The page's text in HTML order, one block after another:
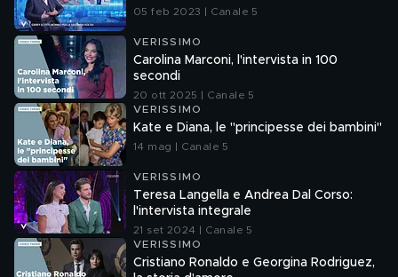
05 feb 2023 | Canale 5
VERISSIMO
Carolina Marconi, l'intervista in 100
secondi
20 ott 2025 | Canale 5
VERISSIMO
Kate e Diana, le "principesse dei bambini"
14 mag | Canale 5
VERISSIMO
Teresa Langella e Andrea Dal Corso:
l'intervista integrale
21 set 2024 | Canale 5
VERISSIMO
Cristiano Ronaldo e Georgina Rodriguez,